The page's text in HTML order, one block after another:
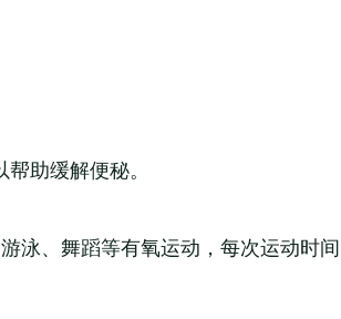
助缓解便秘。
泳、舞蹈等有氧运动，每次运动时间